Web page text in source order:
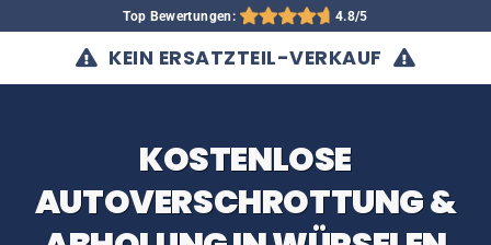
Top Bewertungen: 4.8/5
KEIN ERSATZTEIL-VERKAUF
KOSTENLOSE
AUTOVERSCHROTTUNG &